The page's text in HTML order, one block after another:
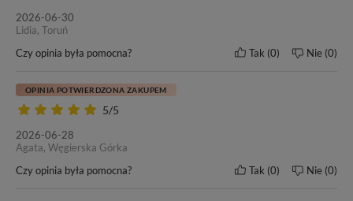
W tej ofercie kupujesz włosy o
2026-06-30
Lidia, Toruń
Czy opinia była pomocna?
Tak 0 Nie 0
5/5
OPINIA POTWIERDZONA ZAKUPEM
2026-06-28
Agata, Węgierska Górka
Czy opinia była pomocna?
Tak 0 Nie 0